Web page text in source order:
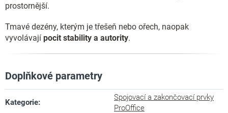
prostornější.
Tmavé dezény, kterým je třešeň nebo ořech, naopak
vyvolávají pocit stability a autority.
Doplňkové parametry
Kategorie:
Spojovací a zakončovací prvky
ProOffice